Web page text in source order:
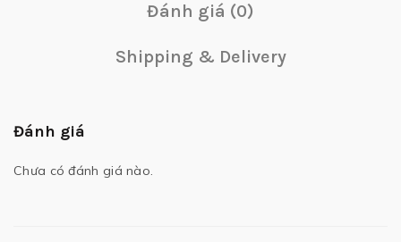
Đánh giá (0)
Shipping & Delivery
Đánh giá
Chưa có đánh giá nào.